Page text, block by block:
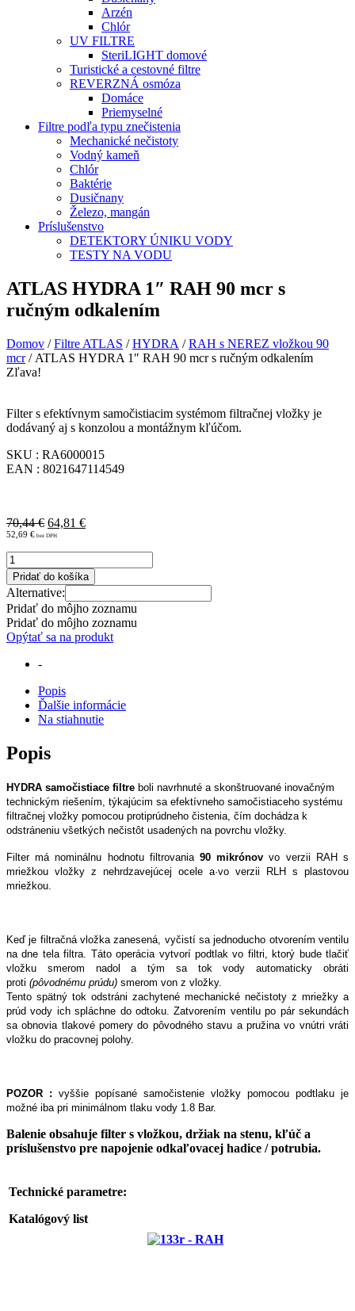
Arzén
Chlór
UV FILTRE
SteriLIGHT domové
Turistické a cestovné filtre
REVERZNÁ osmóza
Domáce
Priemyselné
Filtre podľa typu znečistenia
Mechanické nečistoty
Vodný kameň
Chlór
Baktérie
Dusičnany
Železo, mangán
Príslušenstvo
DETEKTORY ÚNIKU VODY
TESTY NA VODU
ATLAS HYDRA 1″ RAH 90 mcr s
ručným odkalením
Domov /Filtre ATLAS /HYDRA /RAH s NEREZ vložkou 90
mcr/ ATLAS HYDRA 1″ RAH 90 mcr s ručným odkalením
Zľava!
Filter s efektívnym samočistiacim systémom filtračnej vložky je
dodávaný aj s konzolou a montážnym kľúčom.
SKU : RA6000015
EAN : 8021647114549
70,44€ Pôvodná
cena
bola:
70,44 €.
64,81 €Aktuálna
je:
64,81 €.
52,69 €
množstvo
ATLAS
HYDRA
1"
RAH
90
mcr
odkalením
Pridať do košíka
Alternative:
Pridať do môjho zoznamu
Pridať do môjho zoznamu
Opýtať sa na produkt
-
Popis
Ďalšie informácie
Na stiahnutie
Popis
HYDRA samočistiace filtre boli navrhnuté a skonštruované inovačným
technickým riešením, týkajúcim sa efektívneho samočistiaceho systému
filtračnej vložky pomocou protiprúdneho čistenia, čím dochádza k
odstráneniu všetkých nečistôt usadených na povrchu vložky.
Filter má nominálnu hodnotu filtrovania 90 mikrónov vo verzii RAH s
mriežkou vložky z nehrdzavejúcej ocele a·vo verzii RLH s plastovou
mriežkou.
Keď je filtračná vložka zanesená, vyčistí sa jednoducho otvorením ventilu
na dne tela filtra. Táto operácia vytvorí podtlak vo filtri, ktorý bude tlačiť
vložku smerom nadol a tým sa tok vody automaticky obráti
proti (pôvodnému prúdu) smerom von z vložky.
Tento spätný tok odstráni zachytené mechanické nečistoty z mriežky a
prúd vody ich spláchne do odtoku. Zatvorením ventilu po pár sekundách
sa obnovia tlakové pomery do pôvodného stavu a pružina vo vnútri vráti
vložku do pracovnej polohy.
POZOR : vyššie popísané samočistenie vložky pomocou podtlaku je
možné iba pri minimálnom tlaku vody 1.8 Bar.
Balenie obsahuje filter s vložkou, držiak na stenu, kľúč a
príslušenstvo pre napojenie odkaľovacej hadice / potrubia.
Technické parametre:
Katalógový list